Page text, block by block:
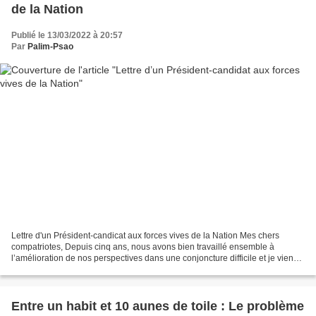
de la Nation
Publié le 13/03/2022 à 20:57
Par Palim-Psao
Lettre d'un Président-candicat aux forces vives de la Nation Mes chers
compatriotes, Depuis cinq ans, nous avons bien travaillé ensemble à
l’amélioration de nos perspectives dans une conjoncture difficile et je viens
Entre un habit et 10 aunes de toile : Le problème